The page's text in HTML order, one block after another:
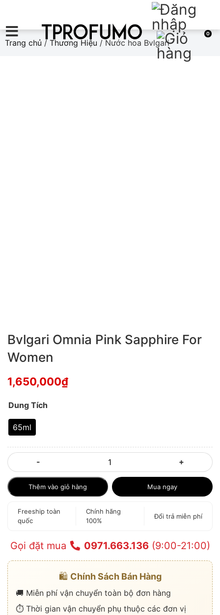
0
Trang chủ / Thương Hiệu / Nước hoa Bvlgari
Bvlgari Omnia Pink Sapphire For
Women
1,650,000₫
Dung Tích
65ml
- +
Thêm vào giỏ hàng Mua ngay
Freeship toàn
quốc
Chính hãng
100%
Đổi trả miễn phí
Gọi đặt mua 0971.663.136(9:00-21:00)
🛍️ Chính Sách Bán Hàng
🚚 Miễn phí vận chuyển toàn bộ đơn hàng
⏱️ Thời gian vận chuyển phụ thuộc các đơn vị